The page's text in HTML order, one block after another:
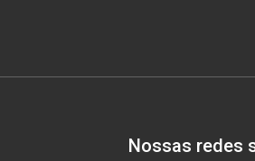
Nossas redes